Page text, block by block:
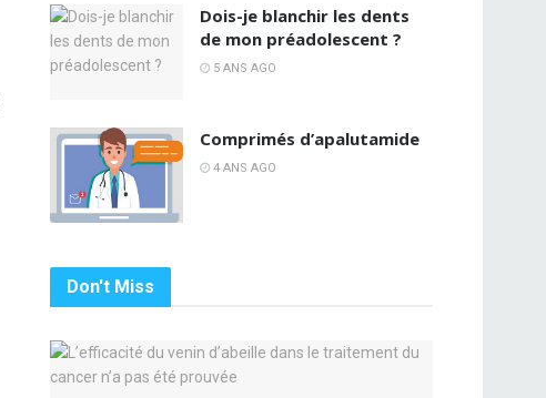
Dois-je blanchir les dents
de mon préadolescent ?
5 ANS AGO
Comprimés d’apalutamide
4 ANS AGO
Don't Miss